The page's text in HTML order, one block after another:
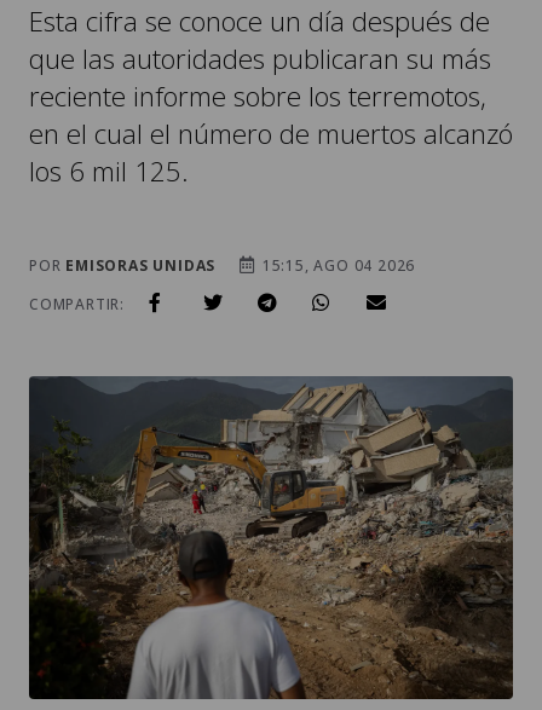
Esta cifra se conoce un día después de
que las autoridades publicaran su más
reciente informe sobre los terremotos,
en el cual el número de muertos alcanzó
los 6 mil 125.
POR EMISORAS UNIDAS
15:15, AGO 04 2026
COMPARTIR: